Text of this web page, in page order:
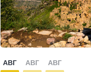
АВГ АВГ АВГ